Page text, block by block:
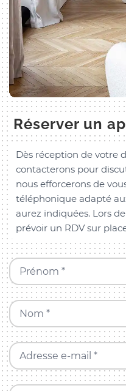
Réserver un
Dès réception de votre
contacterons pour
nous efforcerons de
téléphonique adapté
aurez indiquées. Lors
prévoir un RDV sur
Prénom *
Nom *
Adresse e-mail *